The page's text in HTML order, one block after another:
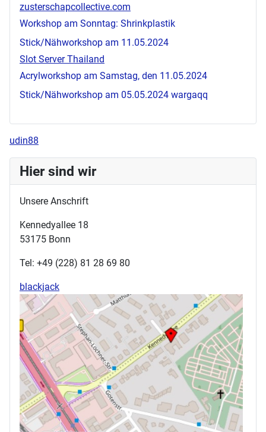
zusterschapcollective.com
Workshop am Sonntag: Shrinkplastik
Stick/Nähworkshop am 11.05.2024
Slot Server Thailand
Acrylworkshop am Samstag, den 11.05.2024
Stick/Nähworkshop am 05.05.2024 wargaqq
udin88
Hier sind wir
Unsere Anschrift
Kennedyallee 18
53175 Bonn
Tel: +49 (228) 81 28 69 80
blackjack